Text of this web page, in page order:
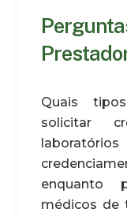
Quais
solicitar
enquanto
médicos de